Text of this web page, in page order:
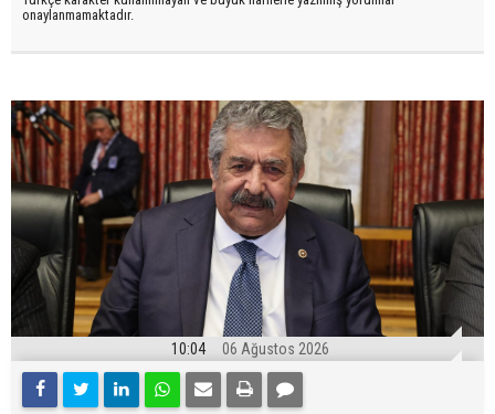
onaylanmamaktadır.
10:04 06 Ağustos 2026